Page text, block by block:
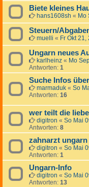
Biete kleines
hans1608sh « Mo
Steuern/
muelli « Fr Okt
Ungarn neues
karlheinz « Mo
Antworten: 1
Suche Infos
marmaduk « So
Antworten: 16
wer teilt die
digitron « So Mai
Antworten: 8
zahnarzt ungarn
digitron « So Mai
Antworten: 1
Ungarn-Info
digitron « So Mai
Antworten: 13